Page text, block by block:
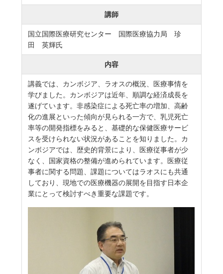
講師
国立国際医療研究センター 国際医療協力局 珍
田 英輝氏
内容
講義では、カンボジア、ラオスの概況、医療事情を
学びました。カンボジアは近年、順調な経済成長を
遂げています。非感染症による死亡率の増加、高齢
化の進展といった傾向が見られる一方で、乳児死亡
率等の開発指標をみると、基礎的な保健医療サービ
スを受けられない状況があることを知りました。カ
ンボジアでは、歴史的背景により、医療従事者が少
なく、国家資格の整備が進められています。医療従
事者に関する問題、課題についてはラオスにも共通
しており、現地での医療機器の展開を目指す日本企
業にとって検討すべき重要な課題です。